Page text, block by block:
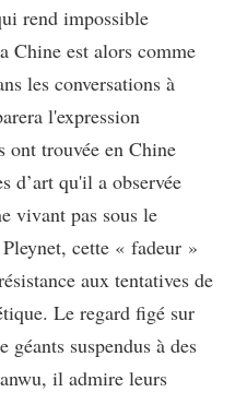
rend impossible
Chine est alors comme
les conversations à
l'expression
ont trouvée en Chine
d’art qu'il a observée
vivant pas sous le
cette « fadeur »
aux tentatives de
Le regard figé sur
suspendus à des
il admire leurs